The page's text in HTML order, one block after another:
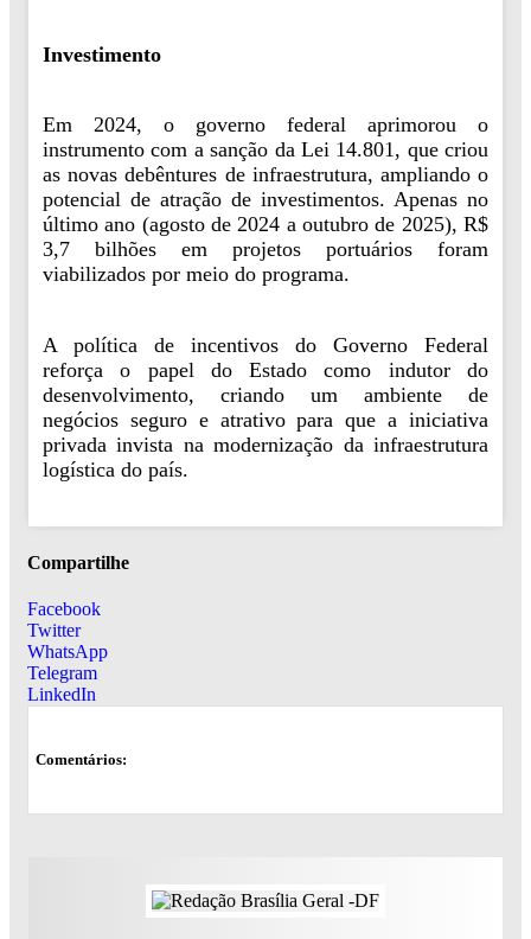
Investimento
Em 2024, o governo federal aprimorou o
instrumento com a sanção da Lei 14.801, que criou
as novas debêntures de infraestrutura, ampliando o
potencial de atração de investimentos. Apenas no
último ano (agosto de 2024 a outubro de 2025), R$
3,7 bilhões em projetos portuários foram
viabilizados por meio do programa.
A política de incentivos do Governo Federal
reforça o papel do Estado como indutor do
desenvolvimento, criando um ambiente de
negócios seguro e atrativo para que a iniciativa
privada invista na modernização da infraestrutura
logística do país.
Compartilhe
Facebook
Twitter
WhatsApp
Telegram
LinkedIn
Comentários: